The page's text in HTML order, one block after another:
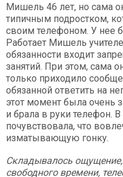
Мишель 46 лет, но сама
типичным подростком,
своим телефоном. У нее
Работает Мишель
обязанности входит
занятий. При этом, сама
только приходило
обязанной ответить на
этот момент была очень
и брала в руки телефон.
почувствовала, что
изматывающую гонку.
Складывалось
свободного времени,